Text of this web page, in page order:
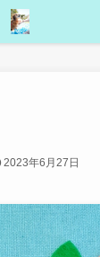
2023年6月27日